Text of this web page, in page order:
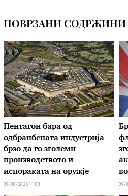
ПОВРЗАНИ СОДРЖИНИ
Пентагон бара од
одбранбената индустрија
брзо да го зголеми
производството и
испораката на оружје
09/08/2026 11:08 09/